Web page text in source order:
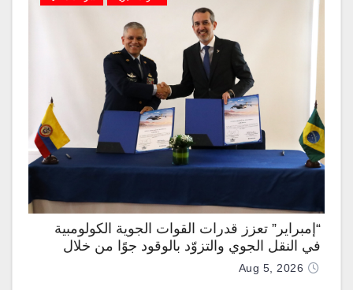
“إمبراير” تعزز قدرات القوات الجوية الكولومبية
في النقل الجوي والتزوّد بالوقود جوًا من خلال
تزويدها بطائرتي “كيه سي-390 ميلينيوم”
Aug 5, 2026